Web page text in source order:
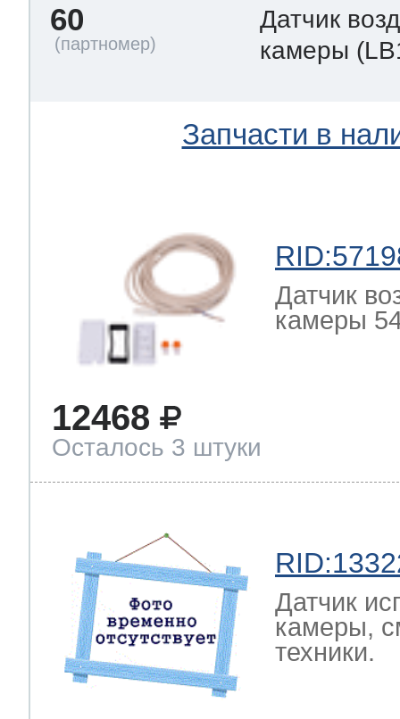
60
Датчик
камеры
Запчасти в
Датчик
камеры
12468
Осталось 3 штуки
Датчик
камеры,
техники.